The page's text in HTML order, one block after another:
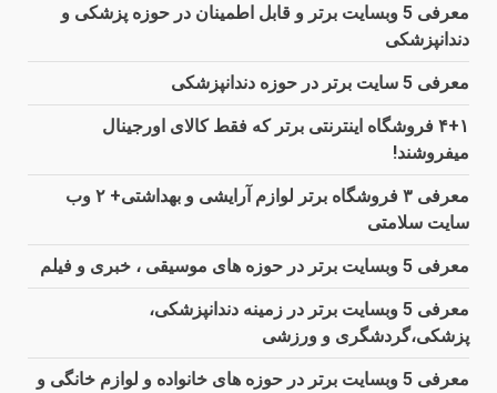
معرفی 5 وبسایت برتر و قابل اطمینان در حوزه پزشکی و
دندانپزشکی
معرفی 5 سایت برتر در حوزه دندانپزشکی
۴+۱ فروشگاه اینترنتی برتر که فقط کالای اورجینال
میفروشند!
معرفی ۳ فروشگاه برتر لوازم آرایشی و بهداشتی+ ۲ وب
سایت سلامتی
معرفی 5 وبسایت برتر در حوزه های موسیقی ، خبری و فیلم
معرفی 5 وبسایت برتر در زمینه دندانپزشکی،
پزشکی،گردشگری و ورزشی
معرفی 5 وبسایت برتر در حوزه های خانواده و لوازم خانگی و